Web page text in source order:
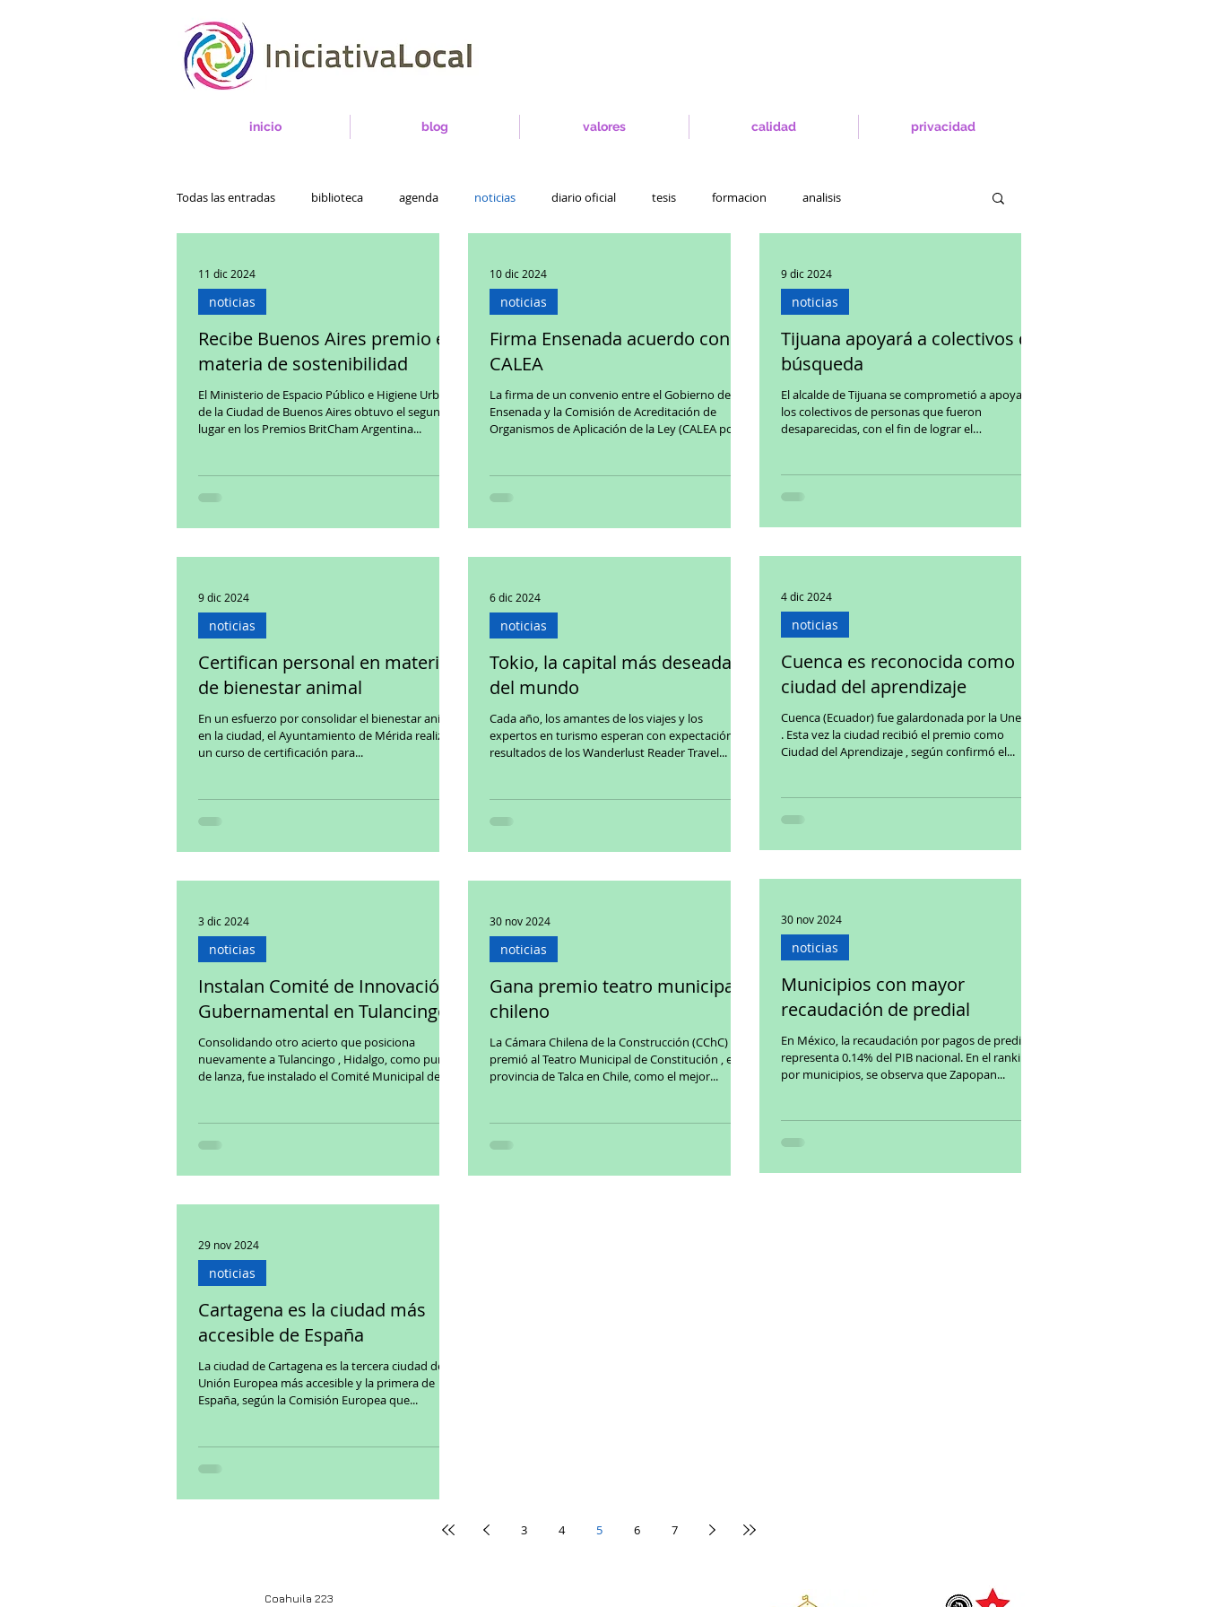
inicio blog valores calidad privacidad
Todas las entradas biblioteca agenda noticias diario oficial tesis formacion analisis
Recibe Buenos Aires premio en
materia de sostenibilidad
El Ministerio de Espacio Público e Higiene Urbana
de la Ciudad de Buenos Aires obtuvo el segundo
lugar en los Premios BritCham Argentina...
noticias
11 dic 2024
Firma Ensenada acuerdo con
CALEA
La firma de un convenio entre el Gobierno de
Ensenada y la Comisión de Acreditación de
Organismos de Aplicación de la Ley (CALEA por...
noticias
10 dic 2024
Tijuana apoyará a colectivos de
búsqueda
El alcalde de Tijuana se comprometió a apoyar a
los colectivos de personas que fueron
desaparecidas, con el fin de lograr el
noticias
9 dic 2024
Certifican personal en materia
de bienestar animal
En un esfuerzo por consolidar el bienestar animal
en la ciudad, el Ayuntamiento de Mérida realizó
un curso de certificación para...
noticias
9 dic 2024
Tokio, la capital más deseada
del mundo
Cada año, los amantes de los viajes y los
expertos en turismo esperan con expectación los
resultados de los Wanderlust Reader Travel...
noticias
6 dic 2024
Cuenca es reconocida como
ciudad del aprendizaje
Cuenca (Ecuador) fue galardonada por la Unesco
. Esta vez la ciudad recibió el premio como
Ciudad del Aprendizaje , según confirmó el...
noticias
4 dic 2024
Instalan Comité de Innovación
Gubernamental en Tulancingo
Consolidando otro acierto que posiciona
nuevamente a Tulancingo , Hidalgo, como punta
de lanza, fue instalado el Comité Municipal de...
noticias
3 dic 2024
Gana premio teatro municipal
chileno
La Cámara Chilena de la Construcción (CChC)
premió al Teatro Municipal de Constitución , en la
provincia de Talca en Chile, como el mejor...
noticias
30 nov 2024
Municipios con mayor
recaudación de predial
En México, la recaudación por pagos de predial
representa 0.14% del PIB nacional. En el ranking
por municipios, se observa que Zapopan...
noticias
30 nov 2024
Cartagena es la ciudad más
accesible de España
La ciudad de Cartagena es la tercera ciudad de la
Unión Europea más accesible y la primera de
España, según la Comisión Europea que...
noticias
29 nov 2024
3 4 5 6 7
Coahuila 223